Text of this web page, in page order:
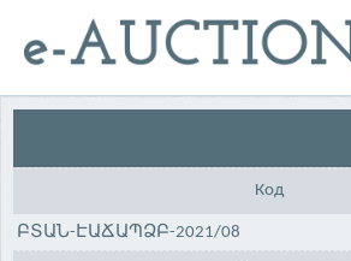
Код
ԲՏԱՆ-ԷԱՃԱՊՁԲ-2021/08